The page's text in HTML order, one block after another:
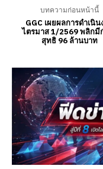
บทความก่อนหน้านี้
GGC เผยผลการดำเนิน
ไตรมาส 1/2569 พลิกมี
สุทธิ 96 ล้านบาท